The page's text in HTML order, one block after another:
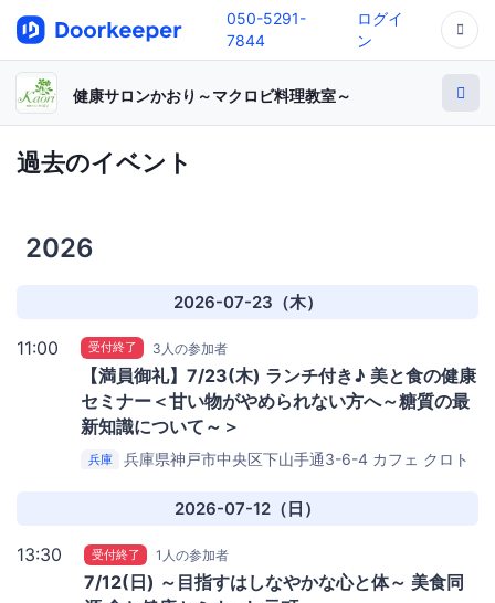
050-5291-
7844
ログイ
ン
健康サロンかおり～マクロビ料理教室～
過去のイベント
2026
2026-07-23（木）
11:00 受付終了 3人の参加者
【満員御礼】7/23(木) ランチ付き♪ 美と食の健康
セミナー＜甘い物がやめられない方へ～糖質の最
新知識について～＞
兵庫 兵庫県神戸市中央区下山手通3-6-4 カフェ クロト
2026-07-12（日）
13:30 受付終了 1人の参加者
7/12(日) ～目指すはしなやかな心と体～ 美食同